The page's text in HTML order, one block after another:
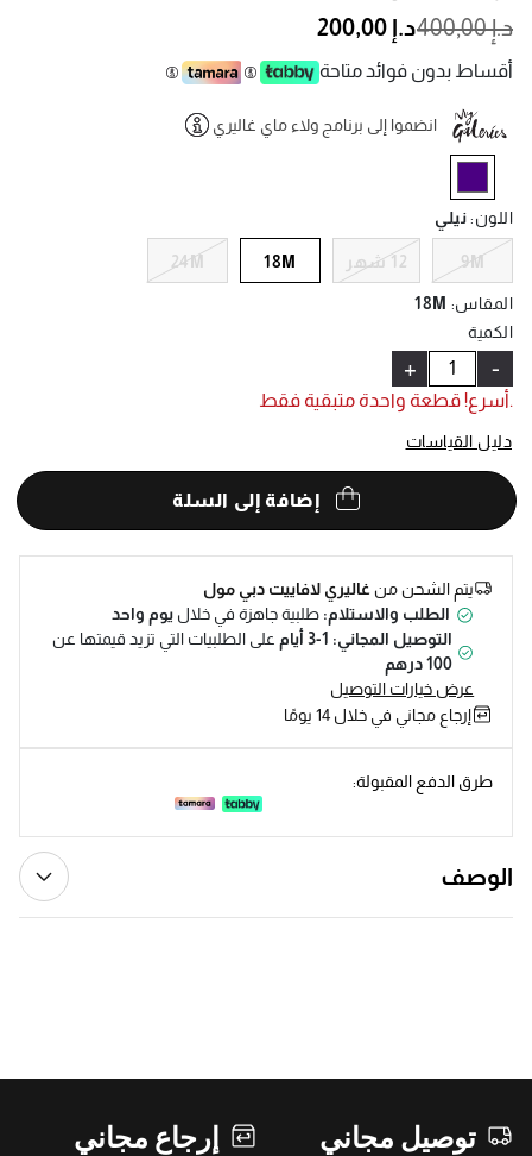
PRICE REDUCED FROM
د.إ 400,00 TO
د.إ 200,00
أقساط بدون فوائد متاحة
انضموا إلى برنامج ولاء ماي غاليري
selectedاللون:نيلي
9M 12 شهر 18M
24M
المقاس:
18M
الكمية
-
+
.أسرع! قطعة واحدة متبقية فقط
دليل القياسات
إضافة إلى السلة
يتم الشحن منغاليري لافاييت دبي مول
الطلب والاستلام: طلبية جاهزة في خلال يوم واحد
التوصيل المجاني: 1-3 أيام
على الطلبيات التي تزيد قيمتها عن
100 درهم
عرض خيارات التوصيل
إرجاع مجاني في خلال 14 يومًا
طرق الدفع المقبولة:
الوصف
توصيل مجاني إرجاع مجاني